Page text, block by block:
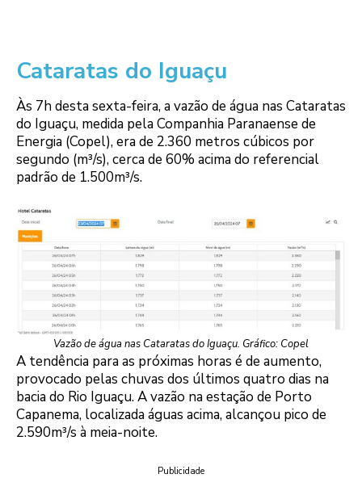
Cataratas do Iguaçu
Às 7h desta sexta-feira, a vazão de água nas Cataratas
do Iguaçu, medida pela Companhia Paranaense de
Energia (Copel), era de 2.360 metros cúbicos por
segundo (m³/s), cerca de 60% acima do referencial
padrão de 1.500m³/s.
Vazão de água nas Cataratas do Iguaçu. Gráfico: Copel
A tendência para as próximas horas é de aumento,
provocado pelas chuvas dos últimos quatro dias na
bacia do Rio Iguaçu. A vazão na estação de Porto
Capanema, localizada águas acima, alcançou pico de
2.590m³/s à meia-noite.
Publicidade